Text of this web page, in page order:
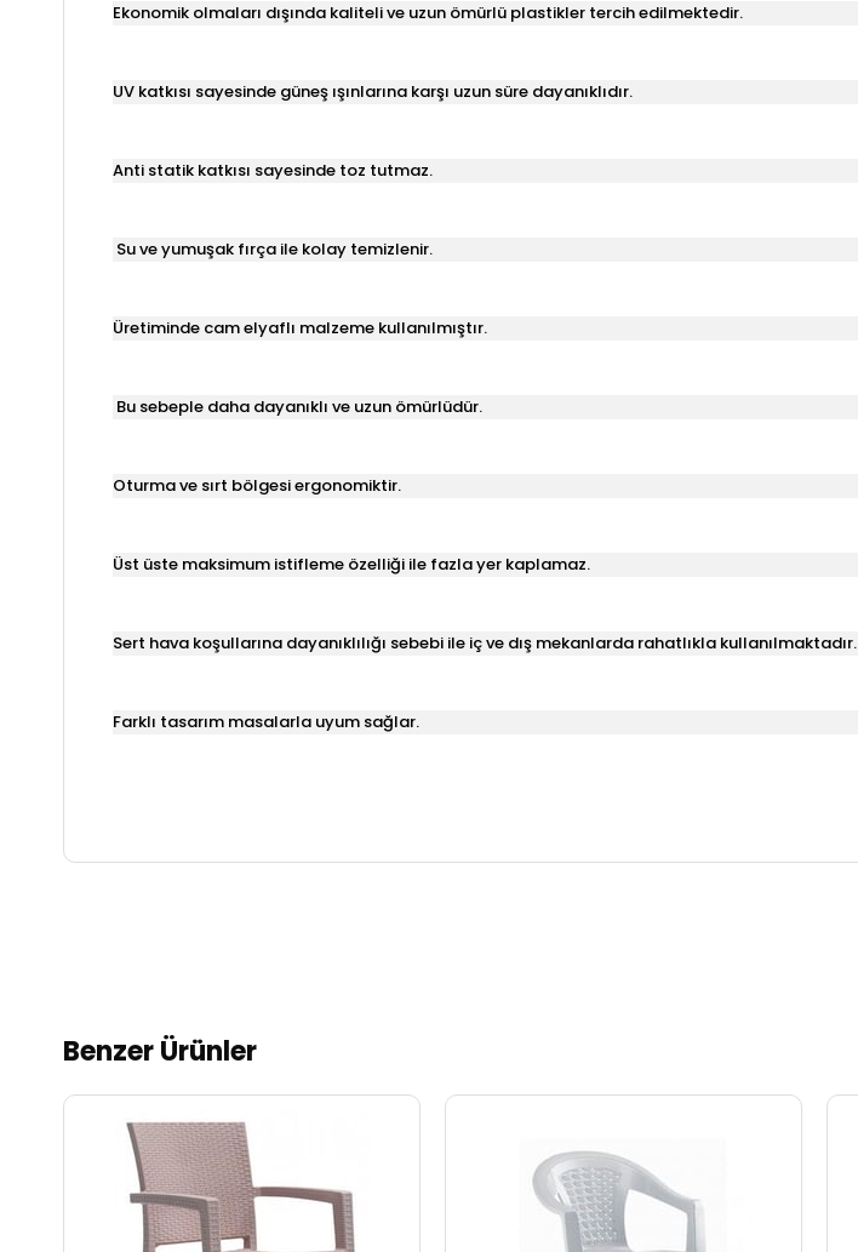
Ekonomik olmaları dışında kaliteli ve uzun ömürlü plastikler tercih edilmektedir.
UV katkısı sayesinde güneş ışınlarına karşı uzun süre dayanıklıdır.
Anti statik katkısı sayesinde toz tutmaz.
Su ve yumuşak fırça ile kolay temizlenir.
Üretiminde cam elyaflı malzeme kullanılmıştır.
Bu sebeple daha dayanıklı ve uzun ömürlüdür.
Oturma ve sırt bölgesi ergonomiktir.
Üst üste maksimum istifleme özelliği ile fazla yer kaplamaz.
Sert hava koşullarına dayanıklılığı sebebi ile iç ve dış mekanlarda rahatlıkla kullanılmaktadır.
Farklı tasarım masalarla uyum sağlar.
Benzer Ürünler